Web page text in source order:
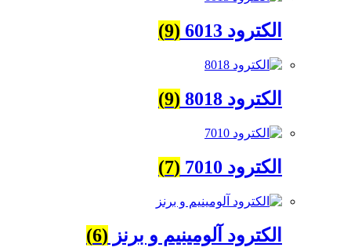
الکترود 6013 (9)
الکترود 8018 (9)
الکترود 7010 (7)
الکترود آلومینیم و برنز (6)